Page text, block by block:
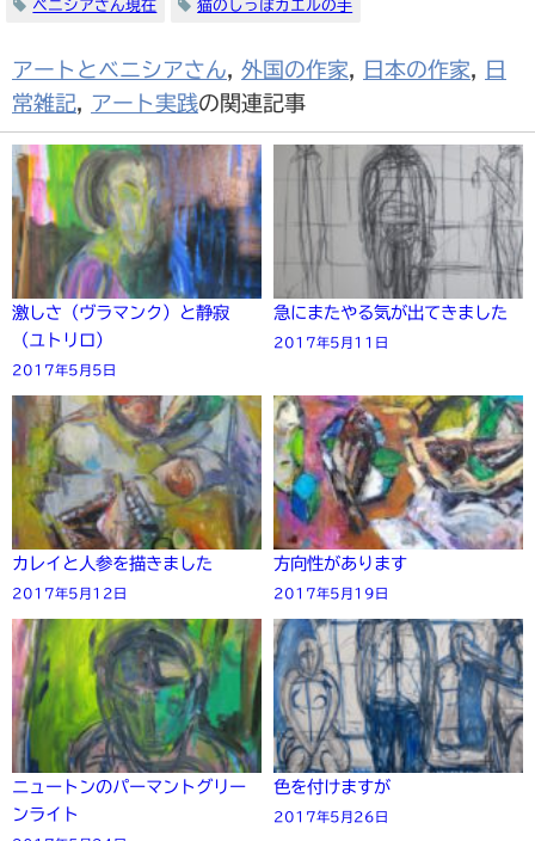
ベニシアさん現在 猫のしっぽカエルの手
アートとベニシアさん 外国の作家 日本の作家
日
常雑記
アート実践の関連記事
激しさ（ヴラマンク）と静寂
（ユトリロ）
2017年5月5日
急にまたやる気が出てきました
2017年5月11日
カレイと人参を描きました
2017年5月12日
方向性があります
2017年5月19日
ニュートンのパーマントグリー
ンライト
色を付けますが
2017年5月26日